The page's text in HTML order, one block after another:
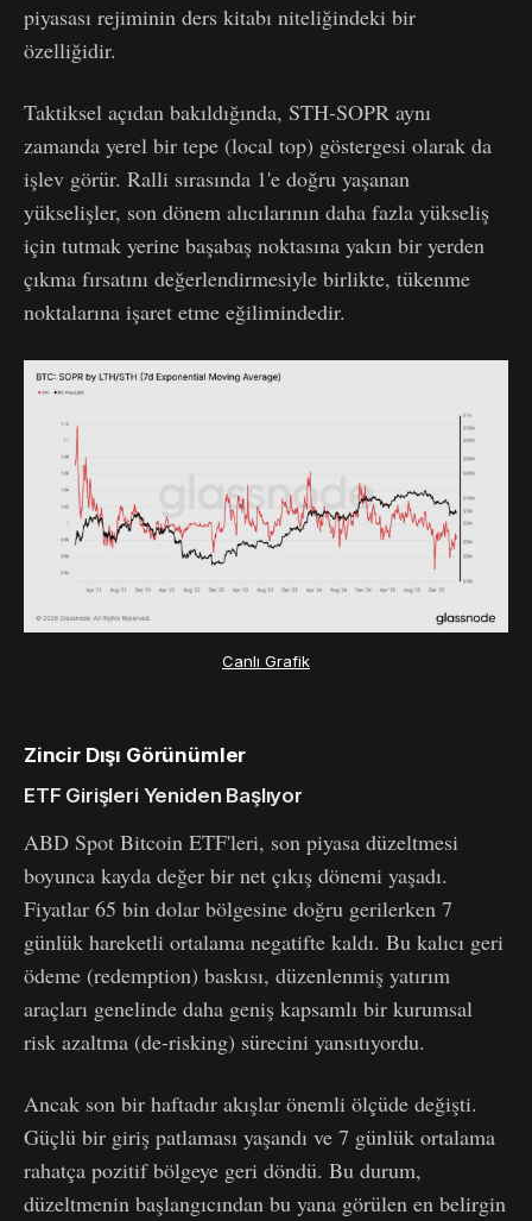
piyasası rejiminin ders kitabı niteliğindeki bir
özelliğidir.
Taktiksel açıdan bakıldığında, STH-SOPR aynı
zamanda yerel bir tepe (local top) göstergesi olarak da
işlev görür. Ralli sırasında 1'e doğru yaşanan
yükselişler, son dönem alıcılarının daha fazla yükseliş
için tutmak yerine başabaş noktasına yakın bir yerden
çıkma fırsatını değerlendirmesiyle birlikte, tükenme
noktalarına işaret etme eğilimindedir.
Canlı Grafik
Zincir Dışı Görünümler
ETF Girişleri Yeniden Başlıyor
ABD Spot Bitcoin ETF'leri, son piyasa düzeltmesi
boyunca kayda değer bir net çıkış dönemi yaşadı.
Fiyatlar 65 bin dolar bölgesine doğru gerilerken 7
günlük hareketli ortalama negatifte kaldı. Bu kalıcı geri
ödeme (redemption) baskısı, düzenlenmiş yatırım
araçları genelinde daha geniş kapsamlı bir kurumsal
risk azaltma (de-risking) sürecini yansıtıyordu.
Ancak son bir haftadır akışlar önemli ölçüde değişti.
Güçlü bir giriş patlaması yaşandı ve 7 günlük ortalama
rahatça pozitif bölgeye geri döndü. Bu durum,
düzeltmenin başlangıcından bu yana görülen en belirgin